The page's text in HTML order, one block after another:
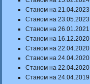
Станом на 21.04.2023
Станом на 23.05.2023
Станом на 26.01.2021
Станом на 16.12.2020
Станом на 22.04.2020
Станом на 24.04.2020
Станом на 22.04.2020
Станом на 24.04.2019